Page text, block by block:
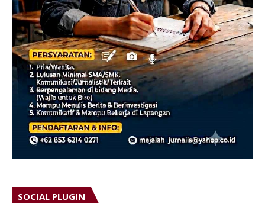
SOCIAL PLUGIN